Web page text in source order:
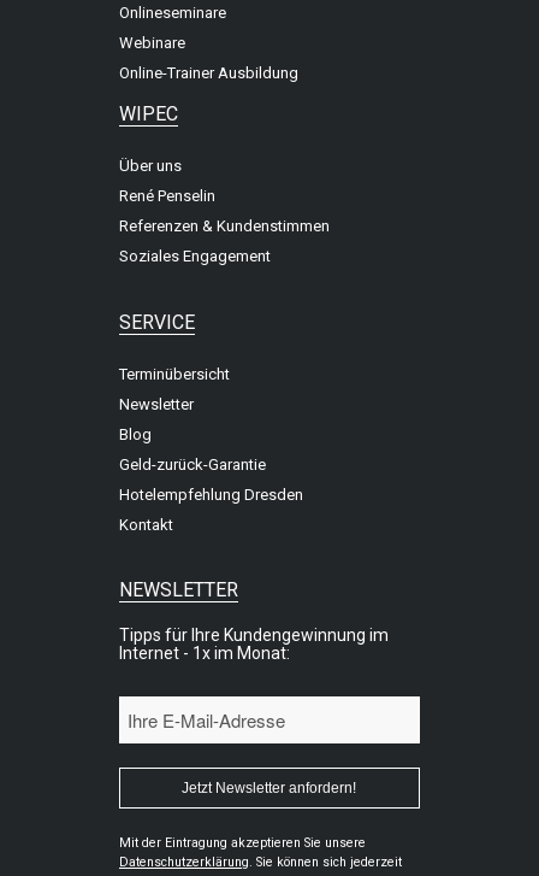
Onlineseminare
Webinare
Online-Trainer Ausbildung
WIPEC
Über uns
René Penselin
Referenzen & Kundenstimmen
Soziales Engagement
SERVICE
Terminübersicht
Newsletter
Blog
Geld-zurück-Garantie
Hotelempfehlung Dresden
Kontakt
NEWSLETTER
Tipps für Ihre Kundengewinnung im
Internet - 1x im Monat:
Mit der Eintragung akzeptieren Sie unsere
Datenschutzerklärung. Sie können sich jederzeit